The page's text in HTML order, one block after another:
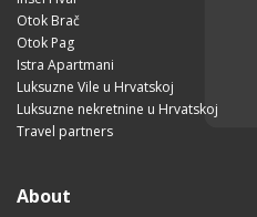
Otok Brač
Otok Pag
Istra Apartmani
Luksuzne Vile u Hrvatskoj
Luksuzne nekretnine u Hrvatskoj
Travel partners
About